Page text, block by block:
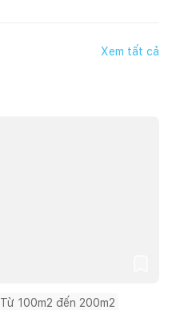
Xem tất cả
Từ 100m2 đến 200m2